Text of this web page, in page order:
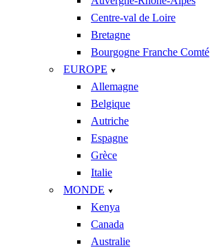
Centre-val de Loire
Bretagne
Bourgogne Franche Comté
EUROPE
Allemagne
Belgique
Autriche
Espagne
Grèce
Italie
MONDE
Kenya
Canada
Australie